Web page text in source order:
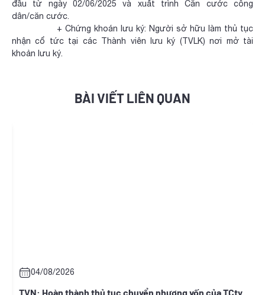
đầu từ ngày 02/06/2025 và xuất trình Căn cước công
dân/căn cước.
+ Chứng khoán lưu ký: Người sở hữu làm thủ tục
nhận cổ tức tại các Thành viên lưu ký (TVLK) nơi mở tài
khoản lưu ký.
BÀI VIẾT LIÊN QUAN
BWE:
2026
thành thủ tục chuyển nhượng vốn của TCty